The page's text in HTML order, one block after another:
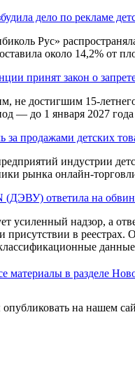
дело по рекламе
Рус»
около 14,2% от
принят закон о
не достигшим 15-
— до 1 января 2027
за продажами детских
индустрии
рынка онлайн-
ответила на
усиленный надзор, а
в
материалы в разделе
на нашем